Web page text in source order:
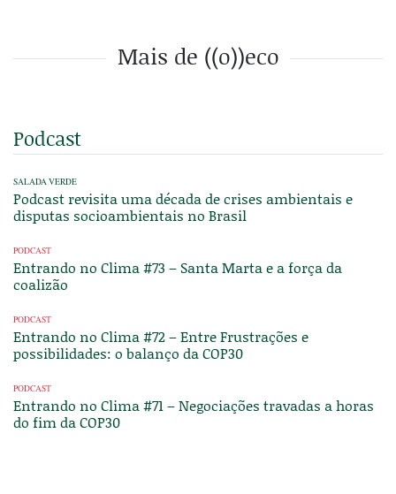
Mais de ((o))eco
Podcast
SALADA VERDE
Podcast revisita uma década de crises ambientais e
disputas socioambientais no Brasil
PODCAST
Entrando no Clima #73 – Santa Marta e a força da
coalizão
PODCAST
Entrando no Clima #72 – Entre Frustrações e
possibilidades: o balanço da COP30
PODCAST
Entrando no Clima #71 – Negociações travadas a horas
do fim da COP30